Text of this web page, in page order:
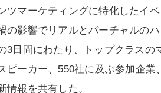
ツマーケティングに特化したイ
の影響でリアルとバーチャルの
3日間にわたり、トップクラス
ピーカー、550社に及ぶ参加企
情報を共有した。